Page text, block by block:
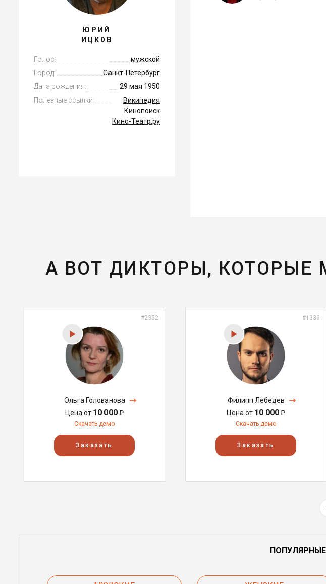
ЮРИЙ
ИЦКОВ
Голос:
мужской
Город:
Санкт-Петербург
Дата рождения:
29 мая 1950
Полезные ссылки:
Википедия
Кинопоиск
Кино-Театр.ру
А ВОТ ДИКТОРЫ, КОТОРЫЕ
#2352
Ольга Голованова
Цена от 10 000₽
Скачать демо
Заказать
#1339
Филипп Лебедев
Цена от 10 000₽
Скачать демо
Заказать